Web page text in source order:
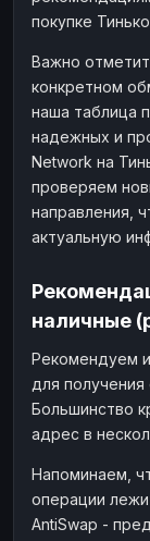
покупке
Важно
конкретном
наша таблица
надежных и
Network на
проверяем
направления,
актуальную
наличные
Рекомендуем
для
Большинство
адрес в
Напоминаем,
операции
AntiSwap -